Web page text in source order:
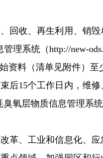
收、再生利用、销毁
理系统（http://new-
资料（清单见附件）至
15个工作日内，维修
氧层物质信息管理系
、工业和信息化、应